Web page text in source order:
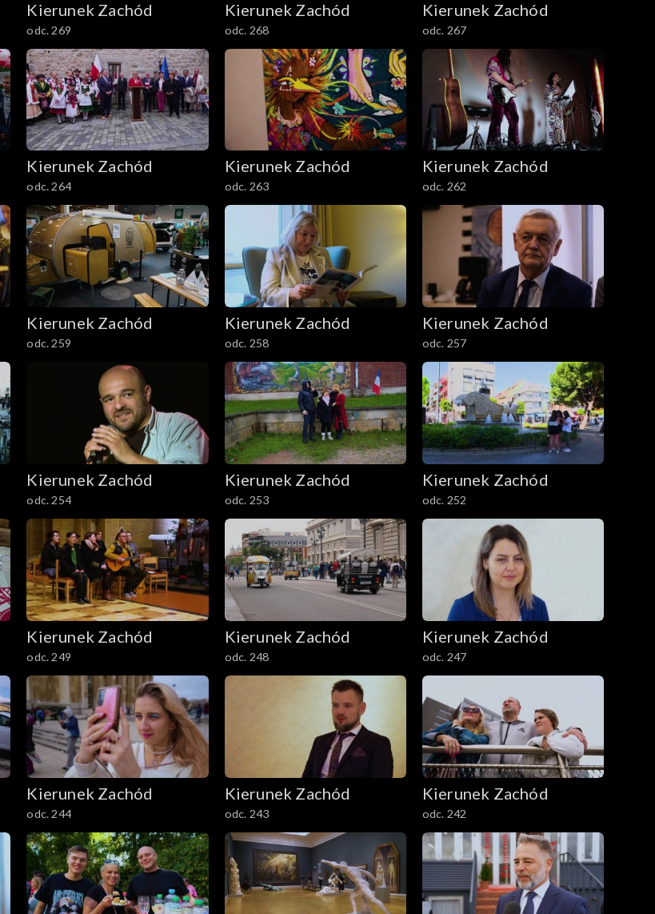
Kierunek Zachód
odc. 269
Kierunek Zachód
odc. 268
Kierunek Zachód
odc. 267
Kierunek Zachód
odc. 264
Kierunek Zachód
odc. 263
Kierunek Zachód
odc. 262
Kierunek Zachód
odc. 259
Kierunek Zachód
odc. 258
Kierunek Zachód
odc. 257
Kierunek Zachód
odc. 254
Kierunek Zachód
odc. 253
Kierunek Zachód
odc. 252
Kierunek Zachód
odc. 249
Kierunek Zachód
odc. 248
Kierunek Zachód
odc. 247
Kierunek Zachód
odc. 244
Kierunek Zachód
odc. 243
Kierunek Zachód
odc. 242